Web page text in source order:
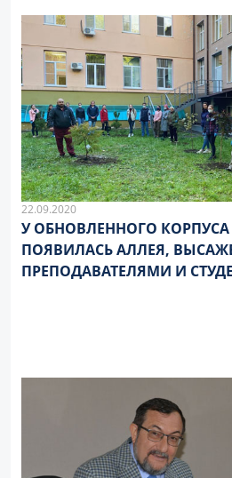
22.09.2020
У ОБНОВЛЕННОГО КОРПУСА
ПОЯВИЛАСЬ АЛЛЕЯ,
ПРЕПОДАВАТЕЛЯМИ И